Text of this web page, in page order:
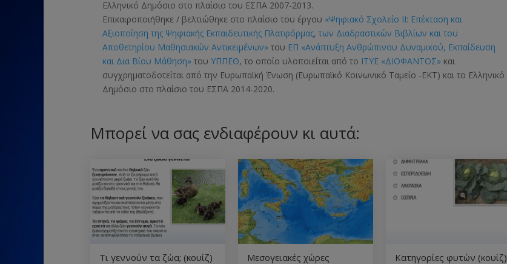
Ελληνικό Δημόσιο στο πλαίσιο του ΕΣΠΑ 2007-2013.
Επικαιροποιήθηκε / βελτιώθηκε στο πλαίσιο του έργου «Ψηφιακό Σχολείο ΙΙ: Επέκταση και
Αξιοποίηση της Ψηφιακής Εκπαιδευτικής Πλατφόρμας, των Διαδραστικών Βιβλίων και του
Αποθετηρίου Μαθησιακών Αντικειμένων» του ΕΠ «Ανάπτυξη Ανθρώπινου Δυναμικού, Εκπαίδευση
και Δια Βίου Μάθηση» τουΥΠΠΕΘ, το οποίο υλοποιείται από το ΙΤΥΕ «ΔΙΟΦΑΝΤΟΣ» και
συγχρηματοδοτείται από την Ευρωπαϊκή Ένωση (Ευρωπαϊκό Κοινωνικό Ταμείο -ΕΚΤ) και το Ελληνικό
Δημόσιο στο πλαίσιο του ΕΣΠΑ 2014-2020.
Μπορεί να σας ενδιαφέρουν κι αυτά:
Τι γεννούν τα ζώα; (κουίζ) Μεσογειακές χώρες Κατηγορίες φυτών (κουίζ)